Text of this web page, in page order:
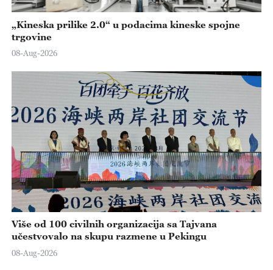
„Kineska prilike 2.0“ u podacima kineske spojne
trgovine
08-Aug-2026
Više od 100 civilnih organizacija sa Tajvana
učestvovalo na skupu razmene u Pekingu
08-Aug-2026